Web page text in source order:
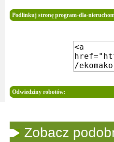
Podlinkuj stronę program-dla-
Odwiedziny robotów:
Zobacz